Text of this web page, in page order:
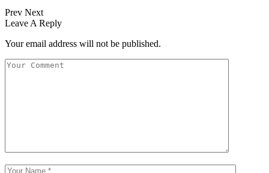
Prev Next
Leave A Reply
Your email address will not be published.